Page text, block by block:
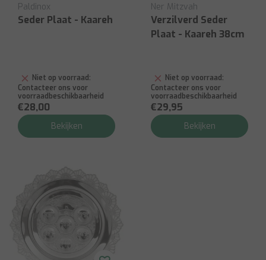
Paldinox
Seder Plaat - Kaareh
Niet op voorraad:
Contacteer ons voor
voorraadbeschikbaarheid
€28,00
Bekijken
Ner Mitzvah
Verzilverd Seder
Plaat - Kaareh 38cm
Niet op voorraad:
Contacteer ons voor
voorraadbeschikbaarheid
€29,95
Bekijken